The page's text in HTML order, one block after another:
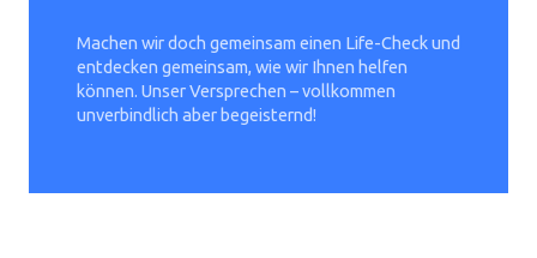
Machen wir doch gemeinsam einen Life-Check und
entdecken gemeinsam, wie wir Ihnen helfen
können. Unser Versprechen – vollkommen
unverbindlich aber begeisternd!